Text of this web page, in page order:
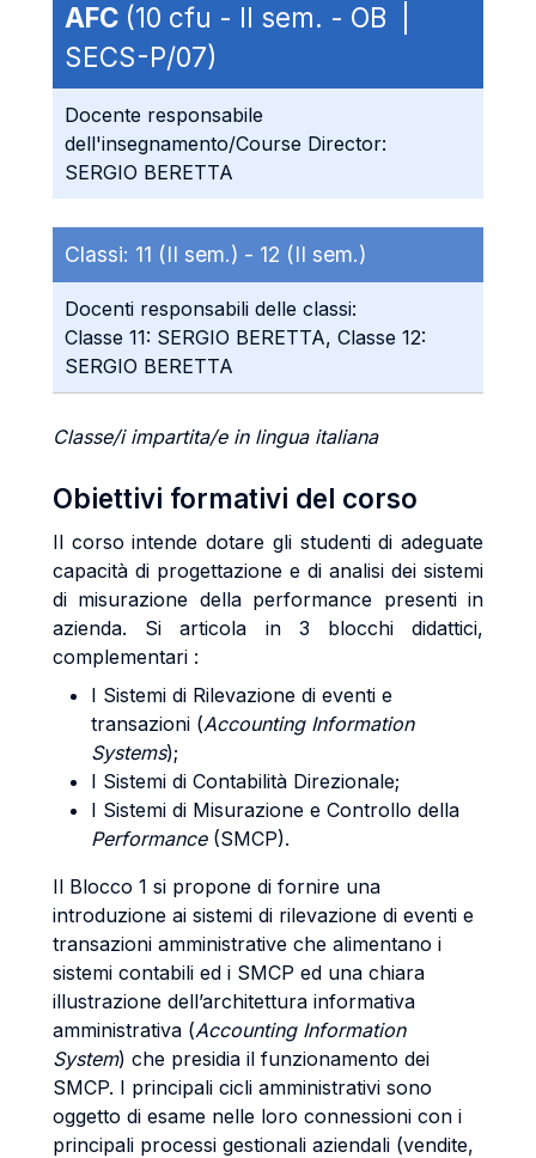
AFC (10 cfu - II sem. - OB |
SECS-P/07)
Docente responsabile
dell'insegnamento/Course Director:
SERGIO BERETTA
Classi: 11 (II sem.) - 12 (II sem.)
Docenti responsabili delle classi:
Classe 11: SERGIO BERETTA, Classe 12:
SERGIO BERETTA
Classe/i impartita/e in lingua italiana
Obiettivi formativi del corso
Il corso intende dotare gli studenti di adeguate
capacità di progettazione e di analisi dei sistemi
di misurazione della performance presenti in
azienda. Si articola in 3 blocchi didattici,
complementari :
I Sistemi di Rilevazione di eventi e
transazioni (Accounting Information
Systems);
I Sistemi di Contabilità Direzionale;
I Sistemi di Misurazione e Controllo della
Performance(SMCP).
Il Blocco 1 si propone di fornire una
introduzione ai sistemi di rilevazione di eventi e
transazioni amministrative che alimentano i
sistemi contabili ed i SMCP ed una chiara
illustrazione dell’architettura informativa
amministrativa (Accounting Information
System) che presidia il funzionamento dei
SMCP. I principali cicli amministrativi sono
oggetto di esame nelle loro connessioni con i
principali processi gestionali aziendali (vendite,